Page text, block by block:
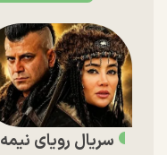
سریال رویای نیمه